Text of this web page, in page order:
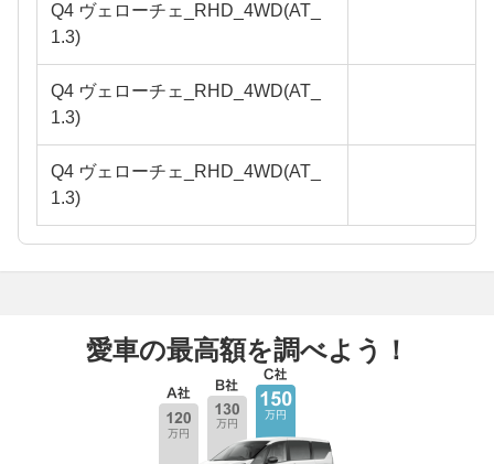
Q4 ヴェローチェ_RHD_4WD(AT_
1.3)
Q4 ヴェローチェ_RHD_4WD(AT_
1.3)
Q4 ヴェローチェ_RHD_4WD(AT_
1.3)
愛車の最高額を調べよう！